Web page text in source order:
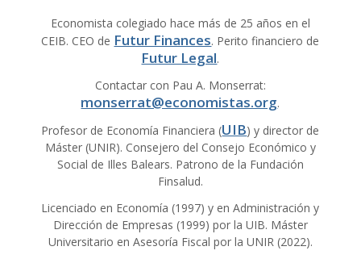
Economista colegiado hace más de 25 años en el
CEIB. CEO de Futur Finances. Perito financiero de
Futur Legal.
Contactar con Pau A. Monserrat:
monserrat@economistas.org.
Profesor de Economía Financiera (UIB) y director de
Máster (UNIR). Consejero del Consejo Económico y
Social de Illes Balears. Patrono de la Fundación
Finsalud.
Licenciado en Economía (1997) y en Administración y
Dirección de Empresas (1999) por la UIB. Máster
Universitario en Asesoría Fiscal por la UNIR (2022).